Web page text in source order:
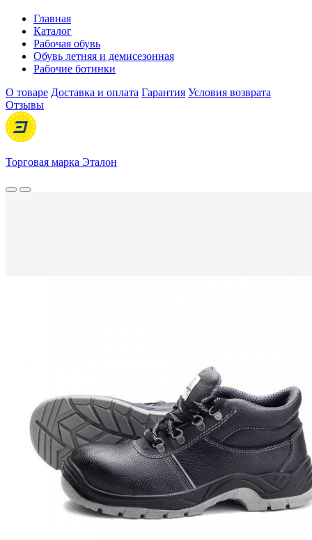
Главная
Каталог
Рабочая обувь
Обувь летняя и демисезонная
Рабочие ботинки
О товаре Доставка и оплата Гарантия Условия возврата
Отзывы
Торговая марка Эталон